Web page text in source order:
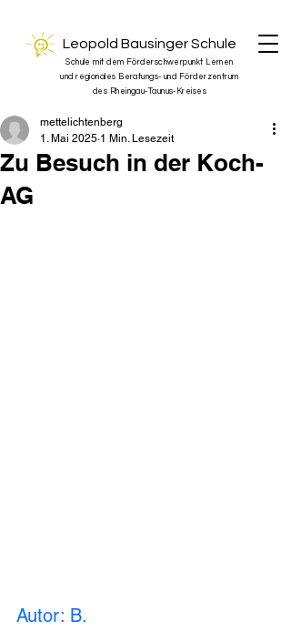
Leopold Bausinger Schule
Schule mit dem Förderschwerpunkt Lernen
und regionales Beratungs- und Förderzentrum
des Rheingau-Taunus-Kreises
Zu Besuch in der Koch-
AG
mettelichtenberg
1. Mai 2025 1 Min. Lesezeit
Autor: B.